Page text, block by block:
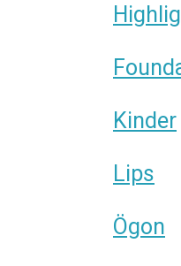
Kinder
Lips
Ögon